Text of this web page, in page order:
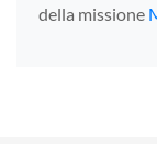
della missione